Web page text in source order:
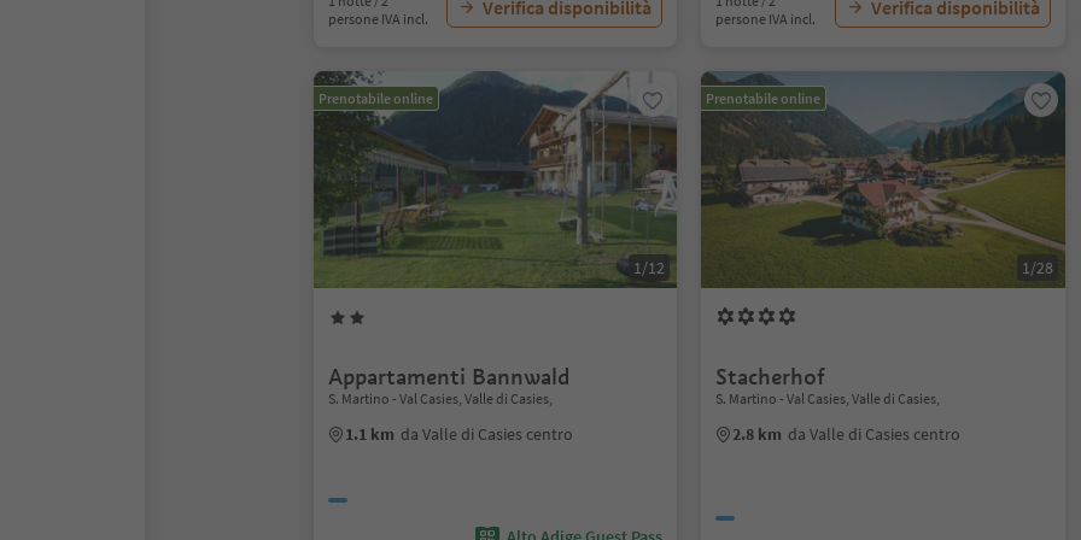
persone IVA incl.
Verifica disponibilità
persone IVA incl.
Verifica disponibilità
Prenotabile online
1/12
Appartamenti Bannwald
S. Martino - Val Casies, Valle di Casies,
1.1 km da Valle di Casies centro
Prenotabile online
1/28
Stacherhof
S. Martino - Val Casies, Valle di Casies,
2.8 km da Valle di Casies centro